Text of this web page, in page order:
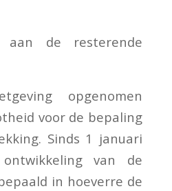
aan de resterende
opgenomen
voor de bepaling
Sinds 1 januari
van de
in hoeverre de